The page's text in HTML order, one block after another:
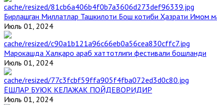
Бирлашган Миллатлар Ташкилоти Бош котиби Ҳазрати Имом
Июль 01, 2024
Марокашда Халқаро араб хаттотлиги фестивали бошланди
Июль 01, 2024
ЁШЛАР БУЮК КЕЛАЖАК ПОЙДЕВОРИДИР
Июль 01, 2024